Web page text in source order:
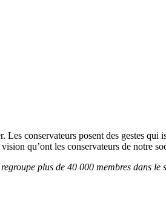
conservateurs posent des gestes
qu’ont les conservateurs de notre
plus de 40 000 membres dans